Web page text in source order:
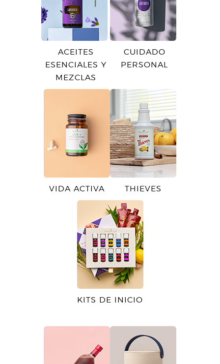
ACEITES
ESENCIALES Y
MEZCLAS
CUIDADO
PERSONAL
VIDA ACTIVA THIEVES
KITS DE INICIO